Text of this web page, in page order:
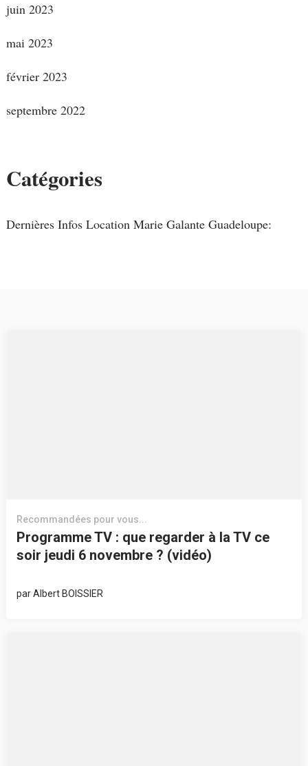
juin 2023
mai 2023
février 2023
septembre 2022
Catégories
Dernières Infos Location Marie Galante Guadeloupe:
Recommandées pour vous...
Programme TV : que regarder à la TV ce
soir jeudi 6 novembre ? (vidéo)
parAlbert BOISSIER